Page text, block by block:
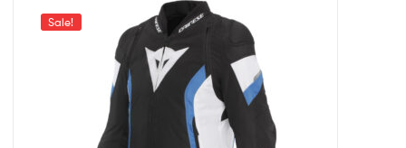
Sale!